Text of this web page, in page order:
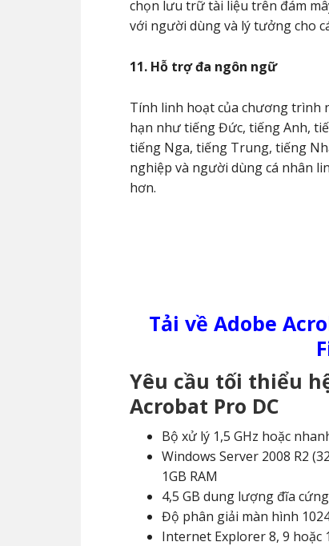
chọn lưu trữ tài liệu trên đám
với người dùng và lý tưởng cho
11. Hỗ trợ đa ngôn ngữ
Tính linh hoạt của chương trình
hạn như tiếng Đức, tiếng Anh,
tiếng Nga, tiếng Trung, tiếng
nghiệp và người dùng cá nhân
hơn.
Tải về Adobe
Yêu cầu tối thiểu
Acrobat Pro DC
Bộ xử lý 1,5 GHz hoặc
Windows Server 2008 R2
1GB RAM
4,5 GB dung lượng đĩa
Độ phân giải màn hình
Internet Explorer 8, 9 hoặc